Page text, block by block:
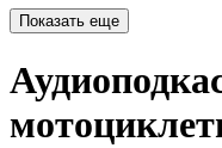
Показать еще